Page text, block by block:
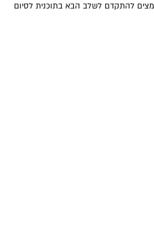
להתקדם לשלב הבא בתוכנית לסיום